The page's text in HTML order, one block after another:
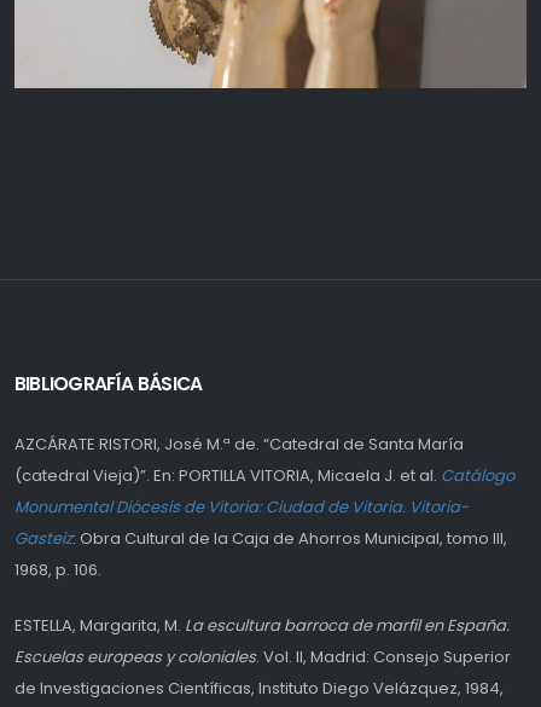
BIBLIOGRAFÍA BÁSICA
AZCÁRATE RISTORI, José M.ª de. “Catedral de Santa María
(catedral Vieja)”. En: PORTILLA VITORIA, Micaela J. et al. Catálogo
Monumental Diócesis de Vitoria: Ciudad de Vitoria. Vitoria-
Gasteiz: Obra Cultural de la Caja de Ahorros Municipal, tomo III,
1968, p. 106.
ESTELLA, Margarita, M. La escultura barroca de marfil en España.
Escuelas europeas y coloniales. Vol. II, Madrid: Consejo Superior
de Investigaciones Científicas, Instituto Diego Velázquez, 1984,